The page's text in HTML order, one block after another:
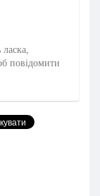
повідомити